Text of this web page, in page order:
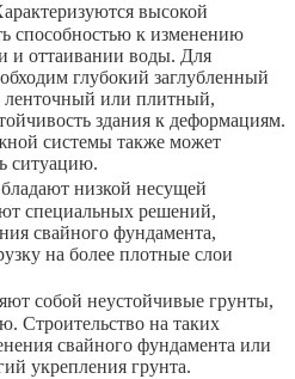
высокой
способностью к изменению
и оттаивании воды. Для
глубокий заглубленный
ленточный или плитный,
здания к деформациям.
системы также может
ситуацию.
низкой несущей
специальных решений,
свайного фундамента,
на более плотные слои
собой неустойчивые грунты,
Строительство на таких
свайного фундамента или
укрепления грунта.